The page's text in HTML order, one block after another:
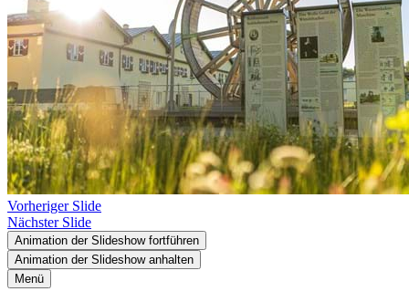
Vorheriger Slide
Nächster Slide
Animation der Slideshow fortführen
Animation der Slideshow anhalten
Menü